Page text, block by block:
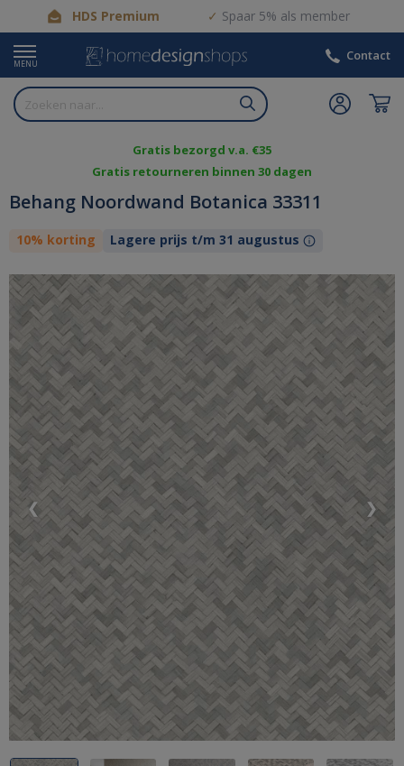
HDS Premium Spaar 5% als member
MENU
Contact
Gratis bezorgd v.a. €35
Gratis retourneren binnen 30 dagen
Behang Noordwand Botanica 33311
10% korting Lagere prijs t/m 31 augustus
❮ ❯